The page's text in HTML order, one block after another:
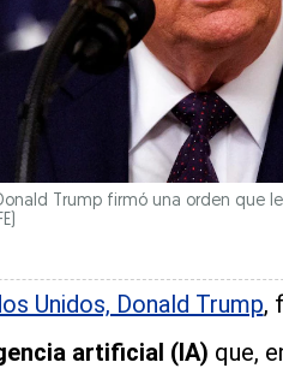
Trump firmó una orden que
Unidos, Donald Trump,
artificial (IA) que,